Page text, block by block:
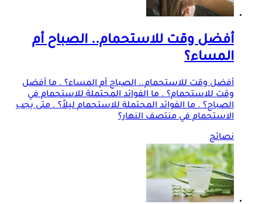
أفضل وقت للاستحمام.. الصباح أم
المساء؟
أفضل وقت للاستحمام.. الصباح أم المساء؟ . ما أفضل
وقت للاستحمام؟ . ما الفوائد المحتملة للاستحمام في
الصباح؟ . ما الفوائد المحتملة للاستحمام ليلاً؟ . متى يجب
الاستحمام في منتصف النهار؟
نصائح